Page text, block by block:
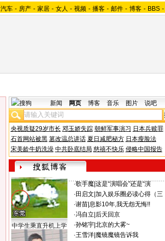
汽车 - 房产 - 家居 - 女人 - 视频 - 播客 - 邮件 - 博客 - BBS -
新闻 网页 博客 音乐 图片 说吧
央视质疑29岁市长 邓玉娇失踪 朝鲜军事演习 日本兵赎罪
石首网站被黑 篡改温总讲话 夏日减肥秘方 日本瘦脸法
宋美龄牛奶洗澡 中共卧底结局 慈禧不快乐 侵略中国报告
中学生乘直升机上学
·歌手魔| 这是“演唱会”还是“演
· 田启文 加入娱乐圈必读心得（三
·谢苗| 息影10年,我无怨无悔!!
·冯自立 后天回京
·孙铭宇| 北京的大雾~
·王雪洋| 魔镜魔镜告诉我